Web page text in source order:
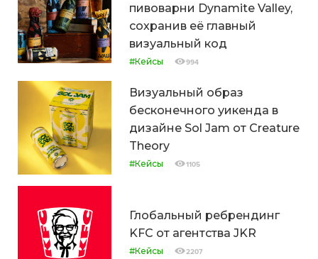
пивоварни Dynamite Valley,
сохранив её главный
визуальный код
#Кейсы 994
Визуальный образ
бесконечного уикенда в
дизайне Sol Jam от Creature
Theory
#Кейсы 1105
Глобальный ребрендинг
KFC от агентства JKR
#Кейсы 2207